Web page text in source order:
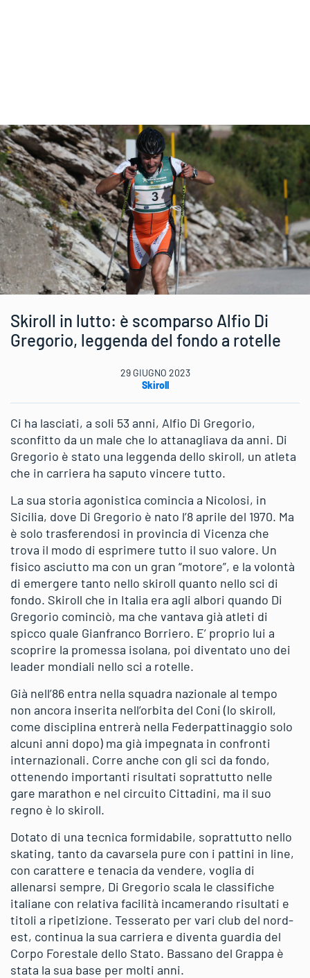
Skiroll in lutto: è scomparso Alfio Di
Gregorio, leggenda del fondo a rotelle
29 GIUGNO 2023
Skiroll
Ci ha lasciati, a soli 53 anni, Alfio Di Gregorio,
sconfitto da un male che lo attanagliava da anni. Di
Gregorio è stato una leggenda dello skiroll, un atleta
che in carriera ha saputo vincere tutto.
La sua storia agonistica comincia a Nicolosi, in
Sicilia, dove Di Gregorio è nato l’8 aprile del 1970. Ma
è solo trasferendosi in provincia di Vicenza che
trova il modo di esprimere tutto il suo valore. Un
fisico asciutto ma con un gran “motore”, e la volontà
di emergere tanto nello skiroll quanto nello sci di
fondo. Skiroll che in Italia era agli albori quando Di
Gregorio cominciò, ma che vantava già atleti di
spicco quale Gianfranco Borriero. E’ proprio lui a
scoprire la promessa isolana, poi diventato uno dei
leader mondiali nello sci a rotelle.
Già nell’86 entra nella squadra nazionale al tempo
non ancora inserita nell’orbita del Coni (lo skiroll,
come disciplina entrerà nella Federpattinaggio solo
alcuni anni dopo) ma già impegnata in confronti
internazionali. Corre anche con gli sci da fondo,
ottenendo importanti risultati soprattutto nelle
gare marathon e nel circuito Cittadini, ma il suo
regno è lo skiroll.
Dotato di una tecnica formidabile, soprattutto nello
skating, tanto da cavarsela pure con i pattini in line,
con carattere e tenacia da vendere, voglia di
allenarsi sempre, Di Gregorio scala le classifiche
italiane con relativa facilità incamerando risultati e
titoli a ripetizione. Tesserato per vari club del nord-
est, continua la sua carriera e diventa guardia del
Corpo Forestale dello Stato. Bassano del Grappa è
stata la sua base per molti anni.